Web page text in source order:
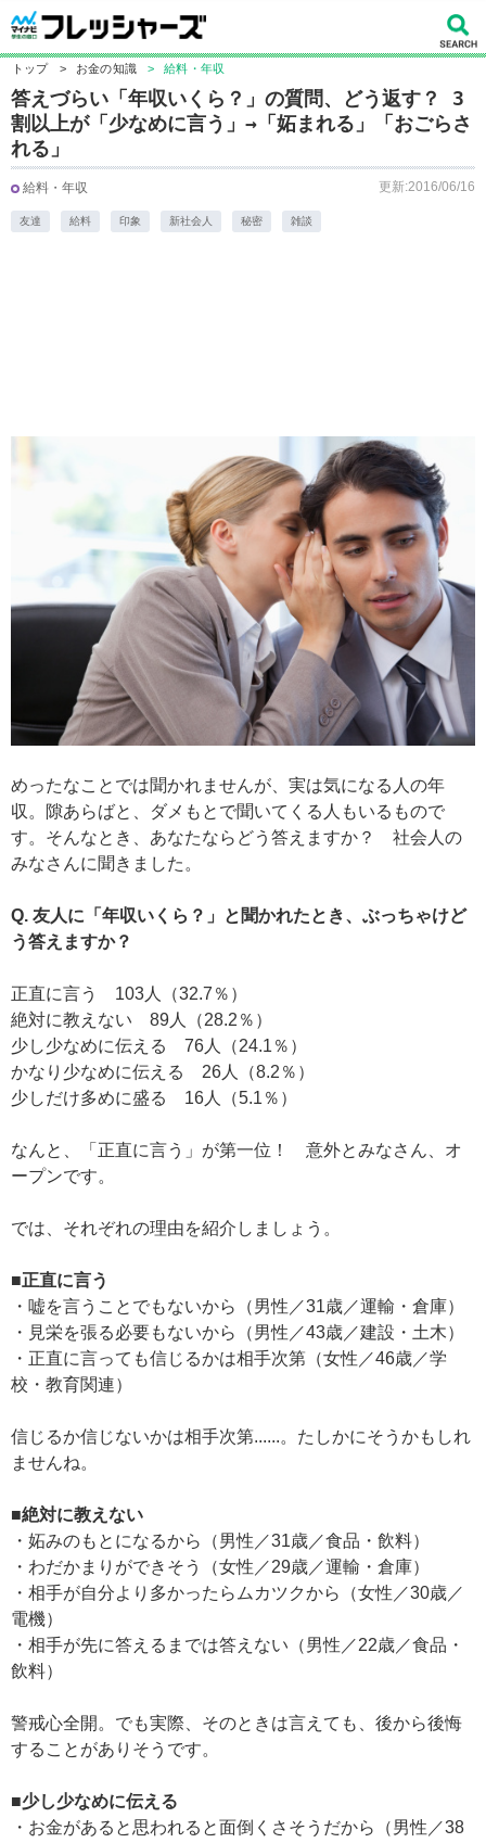
トップ > お金の知識 > 給料・年収
答えづらい「年収いくら？」の質問、どう返す？ 3
割以上が「少なめに言う」→「妬まれる」「おごらさ
れる」
給料・年収 更新:2016/06/16
友達 給料 印象 新社会人 秘密 雑談
めったなことでは聞かれませんが、実は気になる人の年
収。隙あらばと、ダメもとで聞いてくる人もいるもので
す。そんなとき、あなたならどう答えますか？ 社会人の
みなさんに聞きました。
Q. 友人に「年収いくら？」と聞かれたとき、ぶっちゃけど
う答えますか？
正直に言う 103人（32.7％）
絶対に教えない 89人（28.2％）
少し少なめに伝える 76人（24.1％）
かなり少なめに伝える 26人（8.2％）
少しだけ多めに盛る 16人（5.1％）
なんと、「正直に言う」が第一位！ 意外とみなさん、オ
ープンです。
では、それぞれの理由を紹介しましょう。
■正直に言う
・嘘を言うことでもないから（男性／31歳／運輸・倉庫）
・見栄を張る必要もないから（男性／43歳／建設・土木）
・正直に言っても信じるかは相手次第（女性／46歳／学
校・教育関連）
信じるか信じないかは相手次第......。たしかにそうかもしれ
ませんね。
■絶対に教えない
・妬みのもとになるから（男性／31歳／食品・飲料）
・わだかまりができそう（女性／29歳／運輸・倉庫）
・相手が自分より多かったらムカツクから（女性／30歳／
電機）
・相手が先に答えるまでは答えない（男性／22歳／食品・
飲料）
警戒心全開。でも実際、そのときは言えても、後から後悔
することがありそうです。
■少し少なめに伝える
・お金があると思われると面倒くさそうだから（男性／38